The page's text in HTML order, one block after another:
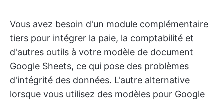
Vous avez besoin d'un module complémentaire
tiers pour intégrer la paie, la comptabilité et
d'autres outils à votre modèle de document
Google Sheets, ce qui pose des problèmes
d'intégrité des données. L'autre alternative
lorsque vous utilisez des modèles pour Google